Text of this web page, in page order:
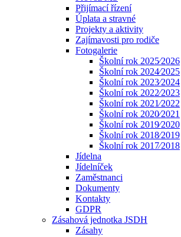
Přijímací řízení
Úplata a stravné
Projekty a aktivity
Zajímavosti pro rodiče
Fotogalerie
Školní rok 2025⁄2026
Školní rok 2024⁄2025
Školní rok 2023⁄2024
Školní rok 2022⁄2023
Školní rok 2021⁄2022
Školní rok 2020⁄2021
Školní rok 2019⁄2020
Školní rok 2018⁄2019
Školní rok 2017⁄2018
Jídelna
Jídelníček
Zaměstnanci
Dokumenty
Kontakty
GDPR
Zásahová jednotka JSDH
Zásahy